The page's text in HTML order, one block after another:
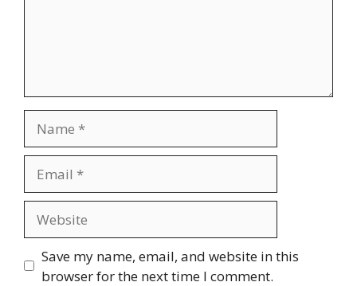
Save my name, email, and website in this
browser for the next time I comment.